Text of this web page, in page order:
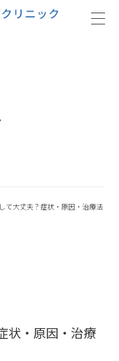
て大丈夫？症状・原因・治療法
状・原因・治療